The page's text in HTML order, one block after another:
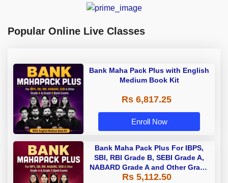
Popular Online Live Classes
Bank Maha Pack Plus with English
Medium Book Kit
Rs 6,817.25
Enroll Now
Bank Maha Pack Plus For IBPS,
SBI, RBI Grade B, SEBI Grade A,
NABARD Grade A and Other Grade
A & Grade B Bank Exams
Rs 5,112.50